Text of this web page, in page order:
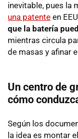
inevitable, pues la
una patente en
que la batería
mientras circula
de masas y afinar
Un centro de
cómo
Según los
la idea es montar